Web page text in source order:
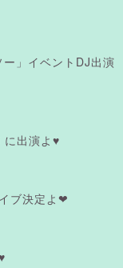
」イベントDJ出演
出演よ♥
ブ決定よ❤︎